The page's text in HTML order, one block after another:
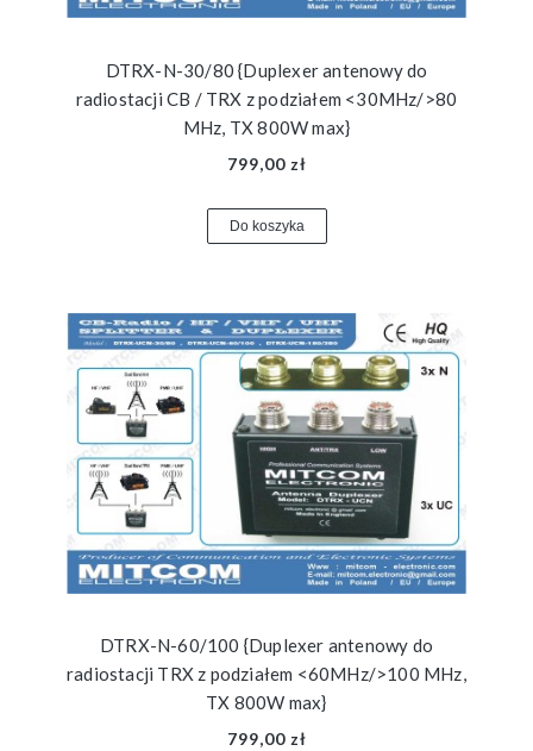
DTRX-N-30/80 {Duplexer antenowy do
radiostacji CB / TRX z podziałem <30MHz/>80
MHz, TX 800W max}
799,00 zł
Do koszyka
DTRX-N-60/100 {Duplexer antenowy do
radiostacji TRX z podziałem <60MHz/>100 MHz,
TX 800W max}
799,00 zł